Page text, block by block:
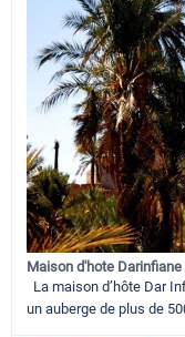
Maison d'hote Darinfiane
La maison d’hôte Dar
un auberge de plus de